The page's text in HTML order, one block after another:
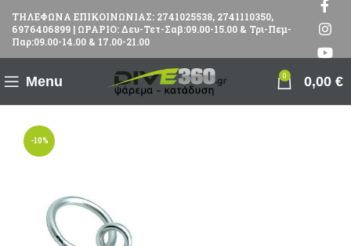
ΤΗΛΕΦΩΝΑ ΕΠΙΚΟΙΝΩΝΙΑΣ: 2741025538, 2741110350,
6976406899 | ΩΡΑΡΙΟ: Δευ-Τετ-Σαβ:09.00-15.00 & Τρι-Πεμ-
Παρ:09.00-14.00 & 17.00-21.00
Menu 0 0,00 €
-10%